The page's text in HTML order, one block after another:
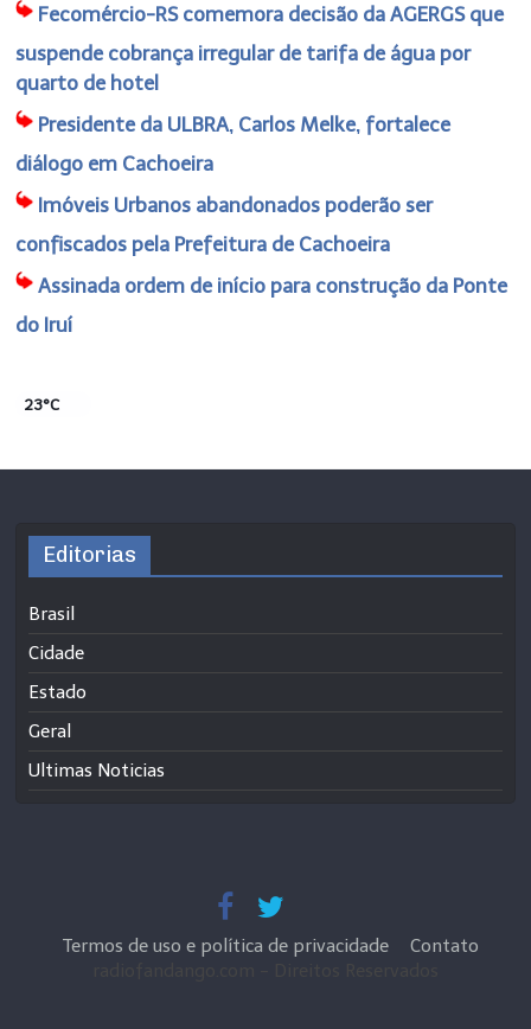
Fecomércio-RS comemora decisão da AGERGS que
suspende cobrança irregular de tarifa de água por
quarto de hotel
Presidente da ULBRA, Carlos Melke, fortalece
diálogo em Cachoeira
Imóveis Urbanos abandonados poderão ser
confiscados pela Prefeitura de Cachoeira
Assinada ordem de início para construção da Ponte
do Iruí
23°C
Editorias
Brasil
Cidade
Estado
Geral
Ultimas Noticias
Termos de uso e política de privacidade
Contato